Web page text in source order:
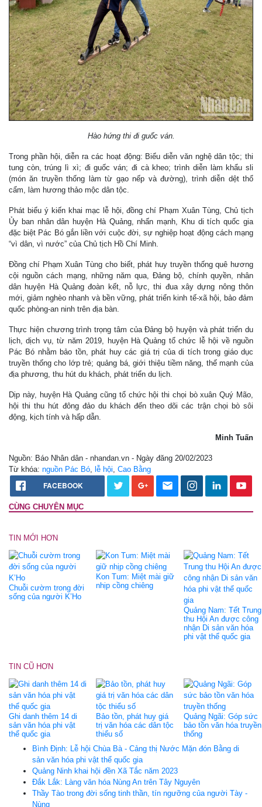
Hào hứng thi đi guốc ván.
Trong phần hội, diễn ra các hoạt động: Biểu diễn văn nghệ dân tộc; thi
tung còn, trúng lì xì; đi guốc ván; đi cà kheo; trình diễn làm khẩu sli
(món ăn truyền thống làm từ gạo nếp và đường), trình diễn dệt thổ
cẩm, làm hương thảo mộc dân tộc.
Phát biểu ý kiến khai mạc lễ hội, đồng chí Phạm Xuân Tùng, Chủ tịch
Ủy ban nhân dân huyện Hà Quảng, nhấn mạnh, Khu di tích quốc gia
đặc biệt Pác Bó gắn liền với cuộc đời, sự nghiệp hoạt động cách mạng
“vì dân, vì nước” của Chủ tịch Hồ Chí Minh.
Đồng chí Phạm Xuân Tùng cho biết, phát huy truyền thống quê hương
cội nguồn cách mạng, những năm qua, Đảng bộ, chính quyền, nhân
dân huyện Hà Quảng đoàn kết, nỗ lực, thi đua xây dựng nông thôn
mới, giảm nghèo nhanh và bền vững, phát triển kinh tế-xã hội, bảo đảm
quốc phòng-an ninh trên địa bàn.
Thực hiện chương trình trọng tâm của Đảng bộ huyện và phát triển du
lịch, dịch vụ, từ năm 2019, huyện Hà Quảng tổ chức lễ hội về nguồn
Pác Bó nhằm bảo tồn, phát huy các giá trị của di tích trong giáo dục
truyền thống cho lớp trẻ; quảng bá, giới thiệu tiềm năng, thế mạnh của
địa phương, thu hút du khách, phát triển du lịch.
Dịp này, huyện Hà Quảng cũng tổ chức hội thi chọi bò xuân Quý Mão,
hội thi thu hút đông đảo du khách đến theo dõi các trận chọi bò sôi
động, kịch tính và hấp dẫn.
Minh Tuấn
Nguồn: Báo Nhân dân - nhandan.vn - Ngày đăng 20/02/2023
Từ khóa: nguồn Pác Bó lễ hội Cao Bằng
FACEBOOK
CÙNG CHUYÊN MỤC
TIN MỚI HƠN
Chuỗi cườm trong đời
sống của người K’Ho
Kon Tum: Miệt mài giữ
nhịp cồng chiêng
Quảng Nam: Tết Trung
thu Hội An được công
nhận Di sản văn hóa
phi vật thể quốc gia
TIN CŨ HƠN
Ghi danh thêm 14 di
sản văn hóa phi vật
thể quốc gia
Bảo tồn, phát huy giá
trị văn hóa các dân tộc
thiểu số
Quảng Ngãi: Góp sức
bảo tồn văn hóa truyền
thống
Bình Định: Lễ hội Chùa Bà - Cảng thị Nước Mặn đón Bằng di
sản văn hóa phi vật thể quốc gia
Quảng Ninh khai hội đền Xã Tắc năm 2023
Đắk Lắk: Làng văn hóa Nùng An trên Tây Nguyên
Thầy Tào trong đời sống tinh thần, tín ngưỡng của người Tày -
Nùng